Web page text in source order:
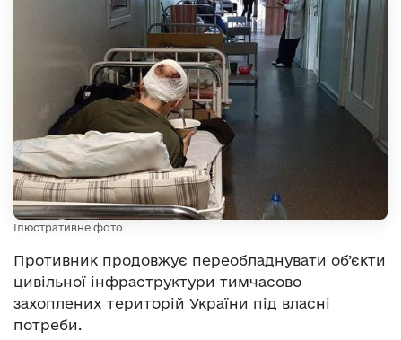
Ілюстративне фото
Противник продовжує переобладнувати об’єкти
цивільної інфраструктури тимчасово
захоплених територій України під власні
потреби.